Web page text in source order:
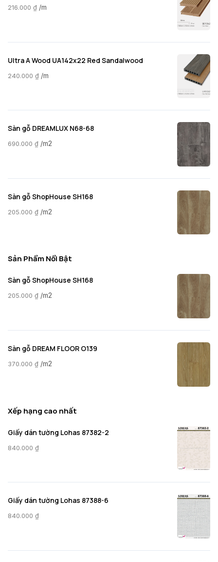
216.000 ₫ /m
Ultra A Wood UA142x22 Red Sandalwood
240.000 ₫ /m
Sàn gỗ DREAMLUX N68-68
690.000 ₫ /m2
Sàn gỗ ShopHouse SH168
205.000 ₫ /m2
Sản Phẩm Nổi Bật
Sàn gỗ ShopHouse SH168
205.000 ₫ /m2
Sàn gỗ DREAM FLOOR O139
370.000 ₫ /m2
Xếp hạng cao nhất
Giấy dán tường Lohas 87382-2
840.000 ₫
Giấy dán tường Lohas 87388-6
840.000 ₫